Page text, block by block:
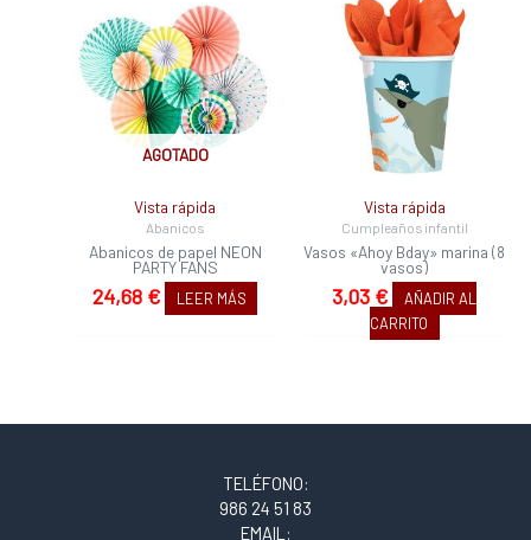
AGOTADO
Vista rápida
Abanicos
Abanicos de papel NEON
PARTY FANS
24,68 € LEER MÁS
Vista rápida
Cumpleaños infantil
Vasos «Ahoy Bday» marina (8
vasos)
3,03 €
AÑADIR AL
CARRITO
TELÉFONO:
986 24 51 83
EMAIL: